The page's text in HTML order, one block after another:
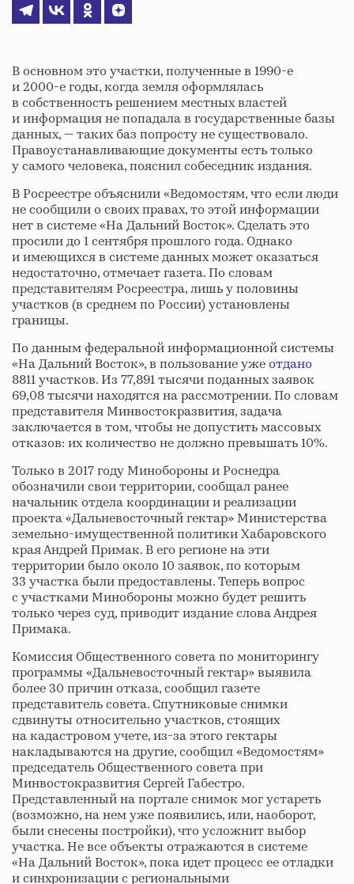
В основном это участки, полученные в 1990-е
и 2000-е годы, когда земля оформлялась
в собственность решением местных властей
и информация не попадала в государственные базы
данных, — таких баз попросту не существовало.
Правоустанавливающие документы есть только
у самого человека, пояснил собеседник издания.
В Росреестре объяснили «Ведомостям, что если люди
не сообщили о своих правах, то этой информации
нет в системе «На Дальний Восток». Сделать это
просили до 1 сентября прошлого года. Однако
и имеющихся в системе данных может оказаться
недостаточно, отмечает газета. По словам
представителям Росреестра, лишь у половины
участков (в среднем по России) установлены
границы.
По данным федеральной информационной системы
«На Дальний Восток», в пользование ужеотдано
8811 участков. Из 77,891 тысячи поданных заявок
69,08 тысячи находятся на рассмотрении. По словам
представителя Минвостокразвития, задача
заключается в том, чтобы не допустить массовых
отказов: их количество не должно превышать 10%.
Только в 2017 году Минобороны и Роснедра
обозначили свои территории, сообщал ранее
начальник отдела координации и реализации
проекта «Дальневосточный гектар» Министерства
земельно-имущественной политики Хабаровского
края Андрей Примак. В его регионе на эти
территории было около 10 заявок, по которым
33 участка были предоставлены. Теперь вопрос
с участками Минобороны можно будет решить
только через суд, приводит издание слова Андрея
Примака.
Комиссия Общественного совета по мониторингу
программы «Дальневосточный гектар» выявила
более 30 причин отказа, сообщил газете
представитель совета. Спутниковые снимки
сдвинуты относительно участков, стоящих
на кадастровом учете, из-за этого гектары
накладываются на другие, сообщил «Ведомостям»
председатель Общественного совета при
Минвостокразвития Сергей Габестро.
Представленный на портале снимок мог устареть
(возможно, на нем уже появились, или, наоборот,
были снесены постройки), что усложнит выбор
участка. Не все объекты отражаются в системе
«На Дальний Восток», пока идет процесс ее отладки
и синхронизации с региональными